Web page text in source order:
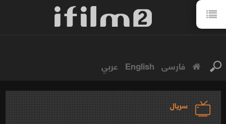
فارسی English عربي
سریال